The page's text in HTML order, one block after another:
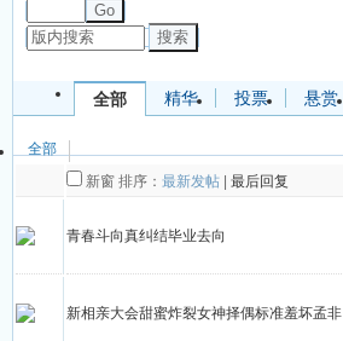
Go
搜索
全部 精华 投票 悬赏
全部
新窗 排序： 最新发帖 最后回复
青春斗向真纠结毕业去向
新相亲大会甜蜜炸裂女神择偶标准羞坏孟非